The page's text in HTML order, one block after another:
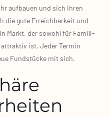
auf­bau­en und sich ihren
die gute Erreich­bar­keit und
Markt, der sowohl für Fami­li­
attrak­tiv ist. Jeder Ter­min
Fund­stü­cke mit sich.